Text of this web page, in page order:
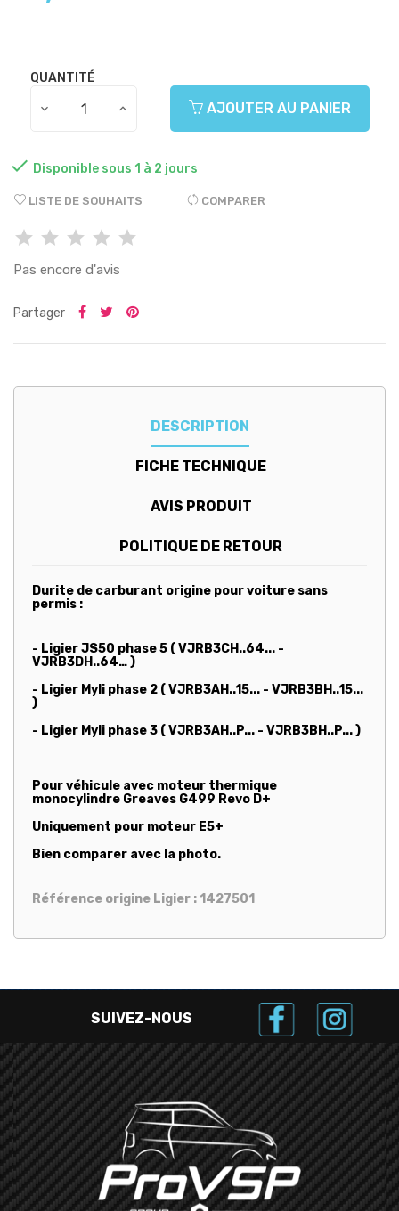
QUANTITÉ
AJOUTER AU PANIER
 Disponible sous 1 à 2 jours
LISTE DE SOUHAITS COMPARER
Pas encore d'avis
Partager
DESCRIPTION
FICHE TECHNIQUE
AVIS PRODUIT
POLITIQUE DE RETOUR
Durite de carburant origine pour voiture sans
permis :
- Ligier JS50 phase 5 ( VJRB3CH..64... -
VJRB3DH..64…)
- Ligier Myli phase 2 ( VJRB3AH..15... - VJRB3BH..15...
)
- Ligier Myli phase 3 (VJRB3AH..P... - VJRB3BH..P...)
Pour véhicule avec moteur thermique
monocylindre Greaves G499 Revo D+
Uniquement pour moteur E5+
Bien comparer avec la photo.
Référence origine Ligier : 1427501
SUIVEZ-NOUS